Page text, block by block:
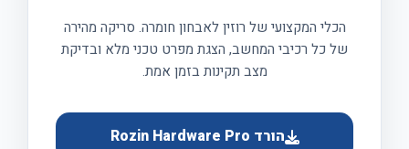
הכלי המקצועי של רוזין לאבחון חומרה. סריקה מהירה
של כל רכיבי המחשב, הצגת מפרט טכני מלא ובדיקת
מצב תקינות בזמן אמת.
הורד Rozin Hardware Pro